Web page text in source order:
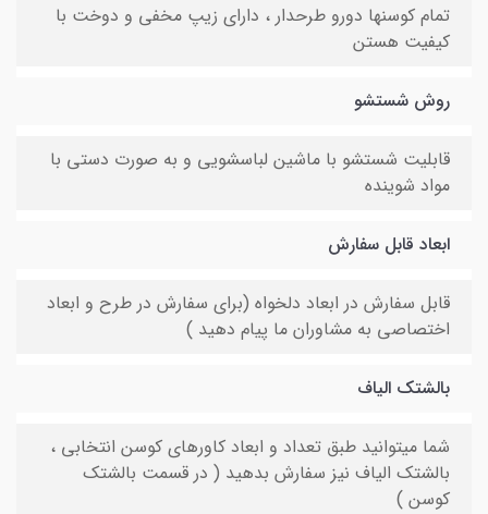
تمام کوسنها دورو طرحدار ، دارای زیپ مخفی و دوخت با
کیفیت هستن
روش شستشو
قابلیت شستشو با ماشین لباسشویی و به صورت دستی با
مواد شوینده
ابعاد قابل سفارش
قابل سفارش در ابعاد دلخواه (برای سفارش در طرح و ابعاد
اختصاصی به مشاوران ما پیام دهید )
بالشتک الیاف
شما میتوانید طبق تعداد و ابعاد کاورهای کوسن انتخابی ،
بالشتک الیاف نیز سفارش بدهید ( در قسمت بالشتک
کوسن )